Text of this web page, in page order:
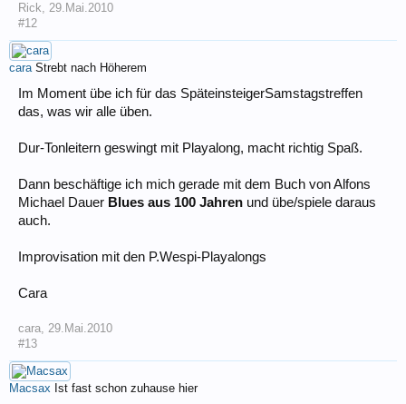
Rick, 29.Mai.2010
#12
cara Strebt nach Höherem
Im Moment übe ich für das SpäteinsteigerSamstagstreffen
das, was wir alle üben.
Dur-Tonleitern geswingt mit Playalong, macht richtig Spaß.
Dann beschäftige ich mich gerade mit dem Buch von Alfons
Michael Dauer Blues aus 100 Jahren und übe/spiele daraus
auch.
Improvisation mit den P.Wespi-Playalongs
Cara
cara, 29.Mai.2010
#13
Macsax Ist fast schon zuhause hier